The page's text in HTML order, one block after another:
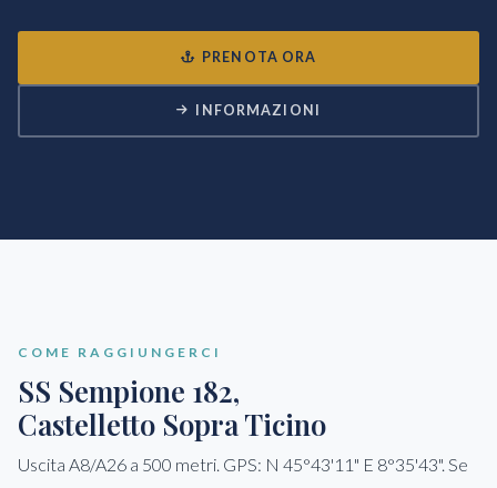
PRENOTA ORA
INFORMAZIONI
COME RAGGIUNGERCI
SS Sempione 182,
Castelletto Sopra Ticino
Uscita A8/A26 a 500 metri. GPS: N 45°43'11" E 8°35'43". Se